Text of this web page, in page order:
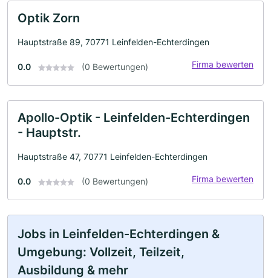
Optik Zorn
Hauptstraße 89, 70771 Leinfelden-Echterdingen
0.0 (0 Bewertungen) Firma bewerten
Apollo-Optik - Leinfelden-Echterdingen
- Hauptstr.
Hauptstraße 47, 70771 Leinfelden-Echterdingen
0.0 (0 Bewertungen) Firma bewerten
Jobs in Leinfelden-Echterdingen &
Umgebung: Vollzeit, Teilzeit,
Ausbildung & mehr